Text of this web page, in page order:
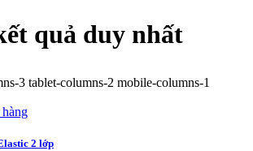
quả duy nhất
3 tablet-columns-2 mobile-columns-1
2 lớp